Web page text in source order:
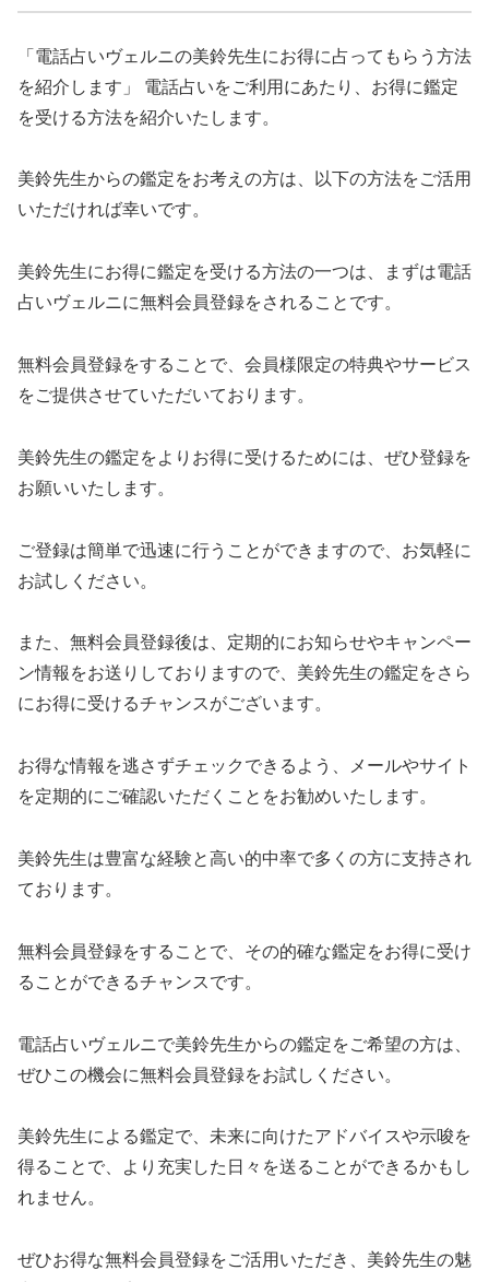
「電話占いヴェルニの美鈴先生にお得に占ってもらう方法
を紹介します」 電話占いをご利用にあたり、お得に鑑定
を受ける方法を紹介いたします。
美鈴先生からの鑑定をお考えの方は、以下の方法をご活用
いただければ幸いです。
美鈴先生にお得に鑑定を受ける方法の一つは、まずは電話
占いヴェルニに無料会員登録をされることです。
無料会員登録をすることで、会員様限定の特典やサービス
をご提供させていただいております。
美鈴先生の鑑定をよりお得に受けるためには、ぜひ登録を
お願いいたします。
ご登録は簡単で迅速に行うことができますので、お気軽に
お試しください。
また、無料会員登録後は、定期的にお知らせやキャンペー
ン情報をお送りしておりますので、美鈴先生の鑑定をさら
にお得に受けるチャンスがございます。
お得な情報を逃さずチェックできるよう、メールやサイト
を定期的にご確認いただくことをお勧めいたします。
美鈴先生は豊富な経験と高い的中率で多くの方に支持され
ております。
無料会員登録をすることで、その的確な鑑定をお得に受け
ることができるチャンスです。
電話占いヴェルニで美鈴先生からの鑑定をご希望の方は、
ぜひこの機会に無料会員登録をお試しください。
美鈴先生による鑑定で、未来に向けたアドバイスや示唆を
得ることで、より充実した日々を送ることができるかもし
れません。
ぜひお得な無料会員登録をご活用いただき、美鈴先生の魅